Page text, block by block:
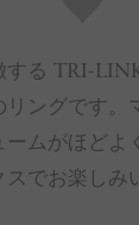
する TRI-
リングです。
ームがほどよ
でお楽しみ